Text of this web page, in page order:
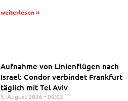
weiterlesen »
Aufnahme von Linienflügen nach
Israel: Condor verbindet Frankfurt
täglich mit Tel Aviv
5. August 2026 09:03